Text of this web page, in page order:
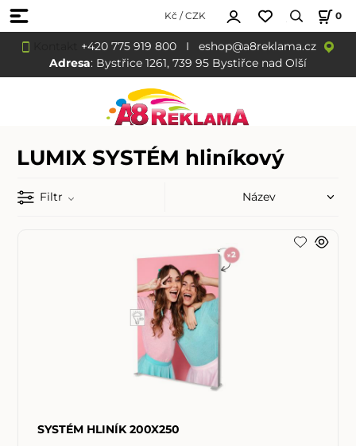
Kč / CZK 0
+420 775 919 800I
eshop@a8reklama.cz
Adresa: Bystřice 1261, 739 95 Bystiřce nad Olší
LUMIX SYSTÉM hliníkový
Filtr
SYSTÉM HLINÍK 200X250